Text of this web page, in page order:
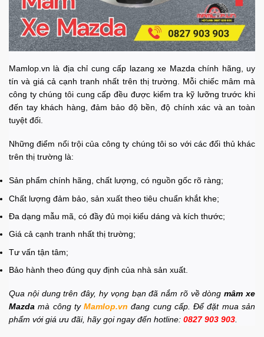
Mamlop.vn là địa chỉ cung cấp lazang xe Mazda chính hãng, uy
tín và giá cả cạnh tranh nhất trên thị trường. Mỗi chiếc mâm mà
công ty chúng tôi cung cấp đều được kiểm tra kỹ lưỡng trước khi
đến tay khách hàng, đảm bảo độ bền, độ chính xác và an toàn
tuyệt đối.
Những điểm nổi trội của công ty chúng tôi so với các đối thủ khác
trên thị trường là:
Sản phẩm chính hãng, chất lượng, có nguồn gốc rõ ràng;
Chất lượng đảm bảo, sản xuất theo tiêu chuẩn khắt khe;
Đa dạng mẫu mã, có đầy đủ mọi kiểu dáng và kích thước;
Giá cả cạnh tranh nhất thị trường;
Tư vấn tận tâm;
Bảo hành theo đúng quy định của nhà sản xuất.
Qua nội dung trên đây, hy vọng bạn đã nắm rõ về dòng mâm xe
Mazda mà công tyMamlop.vn đang cung cấp. Để đặt mua sản
phẩm với giá ưu đãi, hãy gọi ngay đến hotline: 0827 903 903.